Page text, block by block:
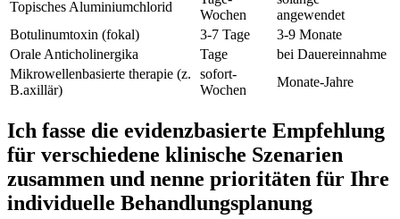
Topisches Aluminiumchlorid
Wochen
angewendet
Botulinumtoxin (fokal)
3-7 Tage
3-9​ Monate
Orale Anticholinergika
Tage
bei Dauereinnahme
Mikrowellenbasierte therapie ​(z.
B.axillär)
sofort-
Wochen
Monate-Jahre
Ich ‍fasse⁣ die evidenzbasierte Empfehlung
⁣für verschiedene klinische​ Szenarien
zusammen und nenne prioritäten⁤ für Ihre
‍individuelle ‌Behandlungsplanung